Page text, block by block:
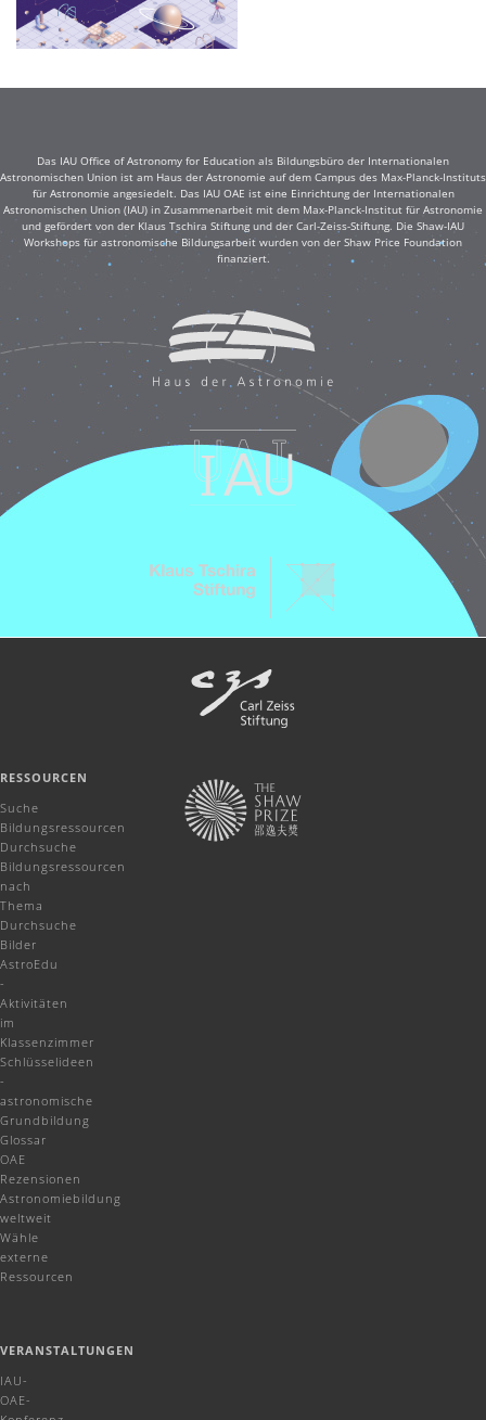
Das IAU Office of Astronomy for Education als Bildungsbüro der Internationalen
Astronomischen Union ist am Haus der Astronomie auf dem Campus des Max-Planck-Instituts
für Astronomie angesiedelt. Das IAU OAE ist eine Einrichtung der Internationalen
Astronomischen Union (IAU) in Zusammenarbeit mit dem Max-Planck-Institut für Astronomie
und gefördert von der Klaus Tschira Stiftung und der Carl-Zeiss-Stiftung. Die Shaw-IAU
Workshops für astronomische Bildungsarbeit wurden von der Shaw Price Foundation
finanziert.
RESSOURCEN
Suche
Bildungsressourcen
Durchsuche
Bildungsressourcen
nach
Thema
Durchsuche
Bilder
AstroEdu
-
Aktivitäten
im
Klassenzimmer
Schlüsselideen
-
astronomische
Grundbildung
Glossar
OAE
Rezensionen
Astronomiebildung
weltweit
Wähle
externe
Ressourcen
VERANSTALTUNGEN
IAU-
OAE-